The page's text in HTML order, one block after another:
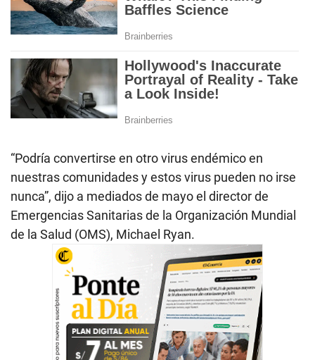
“Podría convertirse en otro virus endémico en
nuestras comunidades y estos virus pueden no irse
nunca”, dijo a mediados de mayo el director de
Emergencias Sanitarias de la Organización Mundial
de la Salud (OMS), Michael Ryan.